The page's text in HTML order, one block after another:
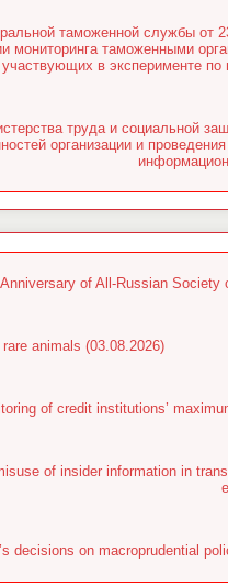
таможенной службы от
мониторинга таможенными
участвующих в эксперименте по
труда и социальной
организации и
of All-Russian Society
animals (03.08.2026)
of credit institutions’
of insider information in
decisions on macroprudential